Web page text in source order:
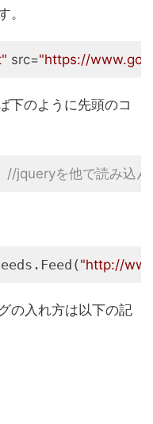
。
src="https://
下のように先頭のコ
//jqueryを他で読み込
"http://
の入れ方は以下の記